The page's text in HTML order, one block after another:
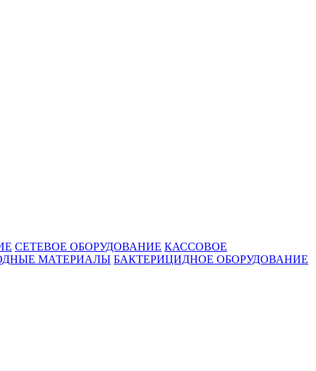
СЕТЕВОЕ ОБОРУДОВАНИЕ КАССОВОЕ
МАТЕРИАЛЫ БАКТЕРИЦИДНОЕ ОБОРУДОВАНИЕ